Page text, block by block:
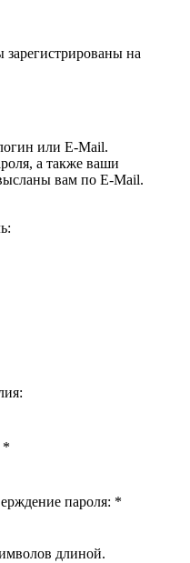
на
или E-Mail.
а также ваши
вам по E-Mail.
*
пароля: *
длиной.